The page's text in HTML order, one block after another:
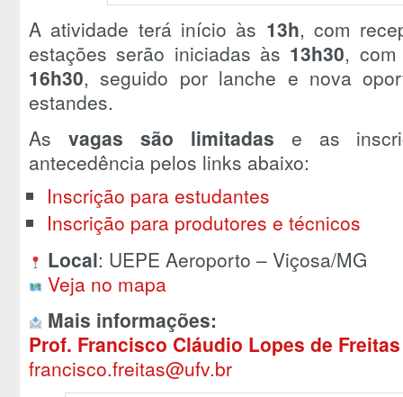
A atividade terá início às 13h, com
estações serão iniciadas às 13h30, com
16h30, seguido por lanche e nova
estandes.
As vagas são limitadas e as
antecedência pelos links abaixo:
Inscrição para estudantes
Inscrição para produtores e técnicos
Local: UEPE Aeroporto – Viçosa/MG
Veja no mapa
Mais informações:
Prof. Francisco Cláudio Lopes de Freitas
francisco.freitas@ufv.br